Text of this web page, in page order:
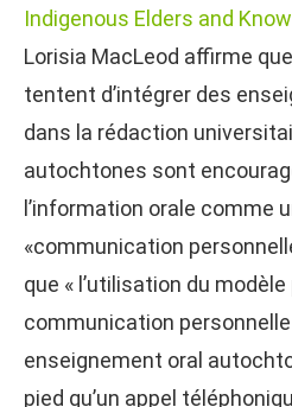
Indigenous Elders and
Lorisia MacLeod affirme
tentent d’intégrer des
dans la rédaction
autochtones sont
l’information orale comme
«communication
que « l’utilisation du modèle
communication
enseignement oral
pied qu’un appel